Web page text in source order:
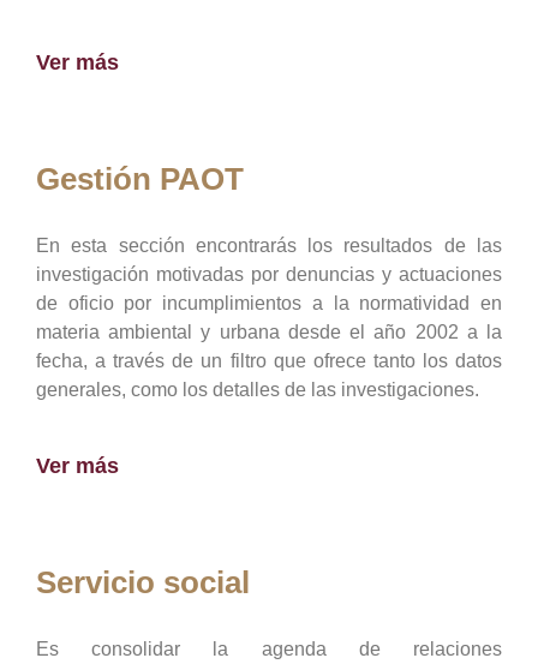
Ver más
Gestión PAOT
En esta sección encontrarás los resultados de las
investigación motivadas por denuncias y actuaciones
de oficio por incumplimientos a la normatividad en
materia ambiental y urbana desde el año 2002 a la
fecha, a través de un filtro que ofrece tanto los datos
generales, como los detalles de las investigaciones.
Ver más
Servicio social
Es consolidar la agenda de relaciones